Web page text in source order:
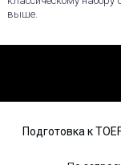
выше.
Подготовка к